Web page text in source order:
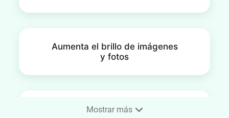
Aumenta el brillo de imágenes
y fotos
Superponer imágenes
Mostrar más